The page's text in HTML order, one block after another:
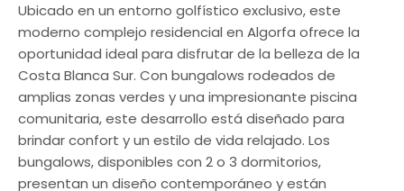
Ubicado en un entorno golfístico exclusivo, este
moderno complejo residencial en Algorfa ofrece la
oportunidad ideal para disfrutar de la belleza de la
Costa Blanca Sur. Con bungalows rodeados de
amplias zonas verdes y una impresionante piscina
comunitaria, este desarrollo está diseñado para
brindar confort y un estilo de vida relajado. Los
bungalows, disponibles con 2 o 3 dormitorios,
presentan un diseño contemporáneo y están